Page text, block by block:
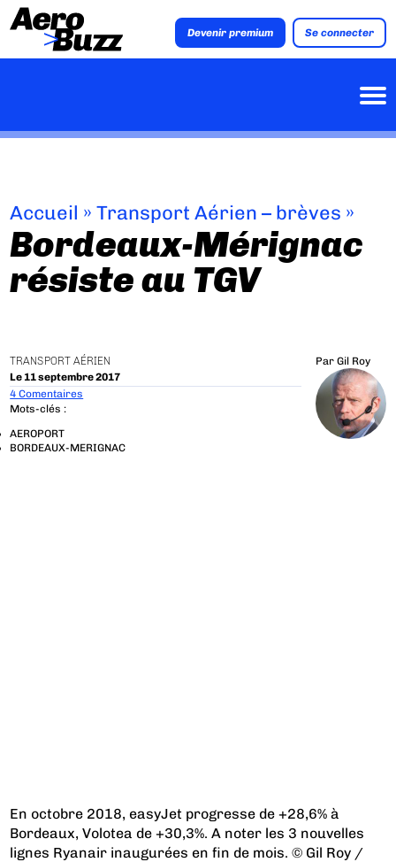
Devenir premium Se connecter
Accueil »Transport Aérien – brèves »
Bordeaux-Mérignac
résiste au TGV
TRANSPORT AÉRIEN
Le 11 septembre 2017
Par Gil Roy
4 Comentaires
Mots-clés :
AEROPORT
BORDEAUX-MERIGNAC
En octobre 2018, easyJet progresse de +28,6% à
Bordeaux, Volotea de +30,3%. A noter les 3 nouvelles
lignes Ryanair inaugurées en fin de mois. © Gil Roy /